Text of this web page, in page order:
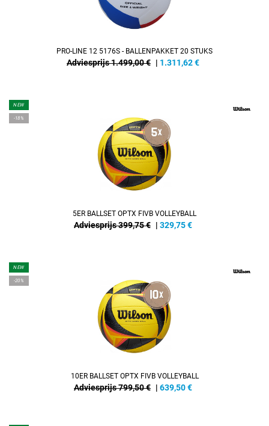
PRO-LINE 12 5176S - BALLENPAKKET 20 STUKS
Adviesprijs 1.499,00 € | 1.311,62€
NEW
-18%
5ER BALLSET OPTX FIVB VOLLEYBALL
Adviesprijs 399,75 € | 329,75€
NEW
-20%
10ER BALLSET OPTX FIVB VOLLEYBALL
Adviesprijs 799,50 € | 639,50€